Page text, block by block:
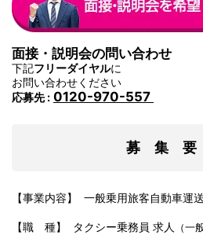
面接・説明会の問い合わせ
下記フリーダイヤルに
お問い合わせください
応募先 : 0120-970-557
募 集 要
【事業内容】 一般乗用旅客自動車運
【職 種】 タクシー乗務員 求人 （一